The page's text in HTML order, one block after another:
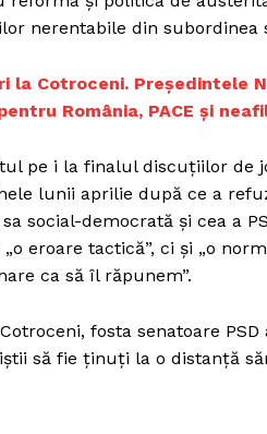
FREEDOM
ROMÂNIA
nerentabile din subordinea
la Cotroceni. Președintele
România, PACE și
pe i la finalul discuțiilor de
lunii aprilie după ce a
social-democrată și cea a
eroare tactică”, ci și „o
ca să îl răpunem”.
fosta senatoare
să fie ținuți la o distanță